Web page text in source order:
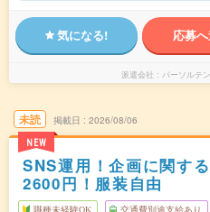
気になる! 応募
派遣会社 パーソルテ
未読
NEW
掲載日 2026/08/06
SNS運用！企画に関す
2600円！服装自由
職種未経験OK 交通費別途支給あり